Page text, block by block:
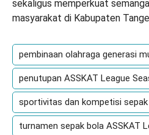
sekaligus memperkuat
masyarakat di Kabupaten
pembinaan olahraga generasi
penutupan ASSKAT League
sportivitas dan kompetisi sepak
turnamen sepak bola ASSKAT